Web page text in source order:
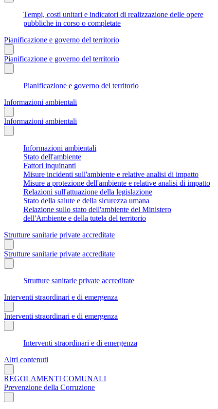
Tempi, costi unitari e indicatori di realizzazione delle opere
pubbliche in corso o completate
Pianificazione e governo del territorio
Pianificazione e governo del territorio
Pianificazione e governo del territorio
Informazioni ambientali
Informazioni ambientali
Informazioni ambientali
Stato dell'ambiente
Fattori inquinanti
Misure incidenti sull'ambiente e relative analisi di impatto
Misure a protezione dell'ambiente e relative analisi di impatto
Relazioni sull'attuazione della legislazione
Stato della salute e della sicurezza umana
Relazione sullo stato dell'ambiente del Ministero
dell'Ambiente e della tutela del territorio
Strutture sanitarie private accreditate
Strutture sanitarie private accreditate
Strutture sanitarie private accreditate
Interventi straordinari e di emergenza
Interventi straordinari e di emergenza
Interventi straordinari e di emergenza
Altri contenuti
REGOLAMENTI COMUNALI
Prevenzione della Corruzione